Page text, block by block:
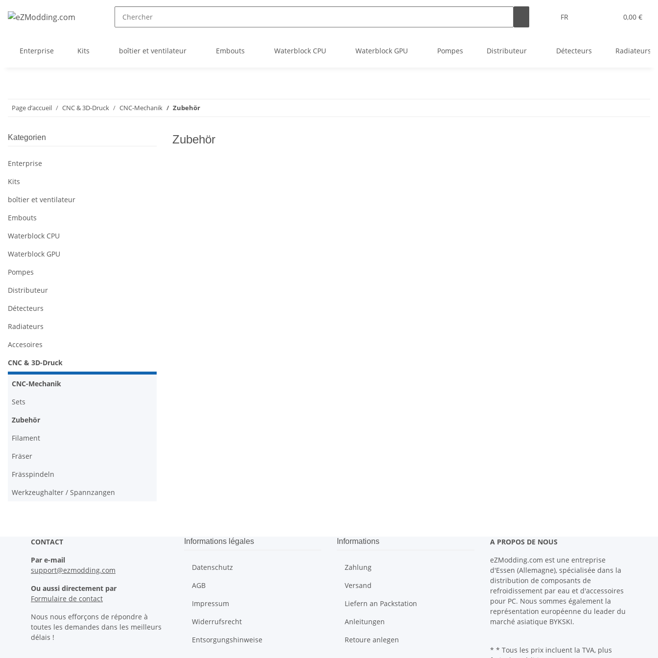
FR 0,00 €
Enterprise Kits boîtier et ventilateur Embouts Waterblock CPU Waterblock GPU Pompes Distributeur Détecteurs Radiateurs
Page d’accueil CNC & 3D-Druck CNC-Mechanik Zubehör
Zubehör
Kategorien
Enterprise
Kits
boîtier et ventilateur
Embouts
Waterblock CPU
Waterblock GPU
Pompes
Distributeur
Détecteurs
Radiateurs
Accesoires
CNC & 3D-Druck
CNC-Mechanik
Sets
Zubehör
Filament
Fräser
Frässpindeln
Werkzeughalter / Spannzangen
CONTACT
Par e-mail
support@ezmodding.com
Ou aussi directement par
Formulaire de contact
Nous nous efforçons de répondre à
toutes les demandes dans les meilleurs
délais !
Informations légales
Datenschutz
AGB
Impressum
Widerrufsrecht
Entsorgungshinweise
Informations
Zahlung
Versand
Liefern an Packstation
Anleitungen
Retoure anlegen
A PROPOS DE NOUS
eZModding.com est une entreprise
d'Essen (Allemagne), spécialisée dans la
distribution de composants de
refroidissement par eau et d'accessoires
pour PC. Nous sommes également la
représentation européenne du leader du
marché asiatique BYKSKI.
* * Tous les prix incluent la TVA, plus